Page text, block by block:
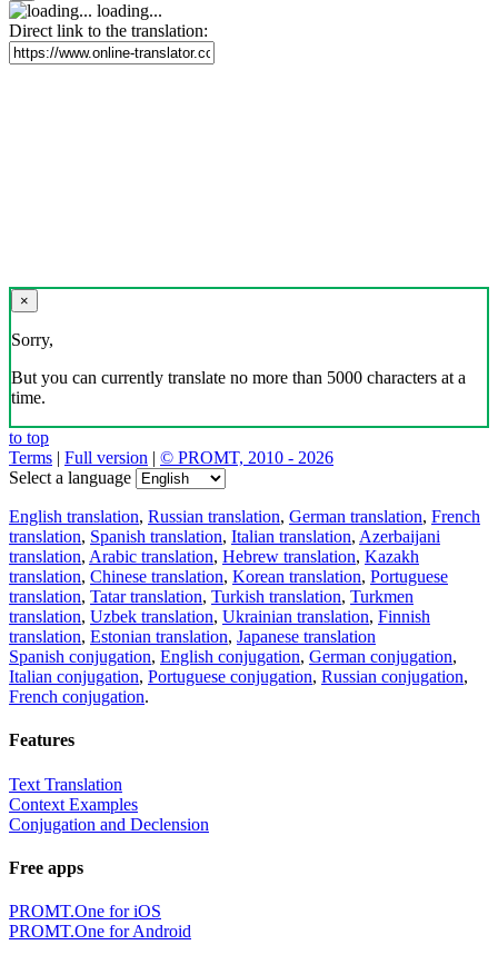
loading...
Direct link to the translation:
×
Sorry,
But you can currently translate no more than 5000 characters at a
time.
to top
Terms | Full version | © PROMT, 2010 - 2026
Select a language
English translation, Russian translation, German translation, French
translation, Spanish translation, Italian translation, Azerbaijani
translation, Arabic translation, Hebrew translation, Kazakh
translation, Chinese translation, Korean translation, Portuguese
translation, Tatar translation, Turkish translation, Turkmen
translation, Uzbek translation, Ukrainian translation, Finnish
translation, Estonian translation, Japanese translation
Spanish conjugation, English conjugation, German conjugation,
Italian conjugation, Portuguese conjugation, Russian conjugation,
French conjugation.
Features
Text Translation
Context Examples
Conjugation and Declension
Free apps
PROMT.One for iOS
PROMT.One for Android